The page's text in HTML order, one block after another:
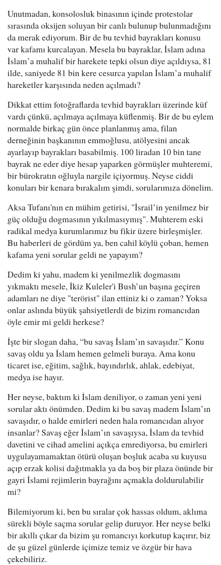
Unutmadan, konsolosluk binasının içinde protestolar
sırasında oksijen soluyan bir canlı bulunup bulunmadığını
da merak ediyorum. Bir de bu tevhid bayrakları konusu
var kafamı kurcalayan. Mesela bu bayraklar, İslam adına
İslam’a muhalif bir harekete tepki olsun diye açıldıysa, 81
ilde, saniyede 81 bin kere cesurca yapılan İslam’a muhalif
hareketler karşısında neden açılmadı?
Dikkat ettim fotoğraflarda tevhid bayrakları üzerinde küf
vardı çünkü, açılmaya açılmaya küflenmiş. Bir de bu eylem
normalde birkaç gün önce planlanmış ama, filan
derneğinin başkanının emmoğlusu, atölyesini ancak
ayarlayıp bayrakları basabilmiş. 100 liradan 10 bin tane
bayrak ne eder diye hesap yaparken görmüşler muhteremi,
bir bürokratın oğluyla nargile içiyormuş. Neyse ciddi
konuları bir kenara bırakalım şimdi, sorularımıza dönelim.
Aksa Tufanı'nın en mühim getirisi, "İsrail’in yenilmez bir
güç olduğu dogmasının yıkılmasıymış". Muhterem eski
radikal medya kurumlarımız bu fikir üzere birleşmişler.
Bu haberleri de gördüm ya, ben cahil köylü çoban, hemen
kafama yeni sorular geldi ne yapayım?
Dedim ki yahu, madem ki yenilmezlik dogmasını
yıkmaktı mesele, İkiz Kuleler'i Bush’un başına geçiren
adamları ne diye "terörist" ilan ettiniz ki o zaman? Yoksa
onlar aslında büyük şahsiyetlerdi de bizim romancıdan
öyle emir mi geldi herkese?
İşte bir slogan daha, “bu savaş İslam’ın savaşıdır.” Konu
savaş oldu ya İslam hemen gelmeli buraya. Ama konu
ticaret ise, eğitim, sağlık, bayındırlık, ahlak, edebiyat,
medya ise hayır.
Her neyse, baktım ki İslam deniliyor, o zaman yeni yeni
sorular aktı önümden. Dedim ki bu savaş madem İslam’ın
savaşıdır, o halde emirleri neden hala romancıdan alıyor
insanlar? Savaş eğer İslam’ın savaşıysa, İslam da tevhid
davetini ve cihad amelini açıkça emrediyorsa, bu emirleri
uygulayamamaktan ötürü oluşan boşluk acaba su kuyusu
açıp erzak kolisi dağıtmakla ya da boş bir plaza önünde bir
gayri İslami rejimlerin bayrağını açmakla doldurulabilir
mi?
Bilemiyorum ki, ben bu sıralar çok hassas oldum, aklıma
sürekli böyle saçma sorular gelip duruyor. Her neyse belki
bir akıllı çıkar da bizim şu romancıyı korkutup kaçırır, biz
de şu güzel günlerde içimize temiz ve özgür bir hava
çekebiliriz.